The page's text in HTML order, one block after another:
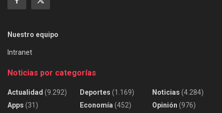
Nuestro equipo
Intranet
Noticias por categorías
Actualidad (9.292)
Apps (31)
Deportes (1.169)
Economía (452)
Noticias (4.284)
Opinión (976)